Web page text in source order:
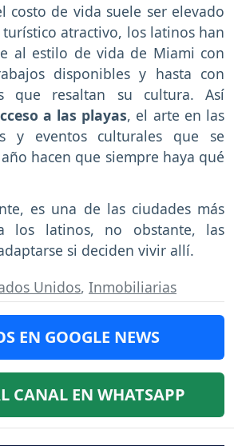
costo de vida suele ser elevado
atractivo, los latinos han
al estilo de vida de Miami con
disponibles y hasta con
que resaltan su cultura. Así
a las playas, el arte en las
y eventos culturales que se
hacen que siempre haya qué
es una de las ciudades más
los latinos, no obstante, las
si deciden vivir allí.
Unidos, Inmobiliarias
EN GOOGLE NEWS
CANAL EN WHATSAPP